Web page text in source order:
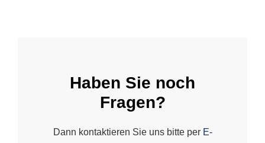
Haben Sie noch
Fragen?
Dann kontaktieren Sie uns bitte per E-